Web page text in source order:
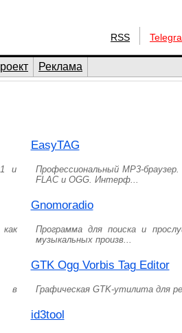
RSS
Реклама
и
в
EasyTAG
Профессиональный MP3-
FLAC и OGG. Интерф...
Gnomoradio
Программа для поиска и
музыкальных произв...
GTK Ogg Vorbis Tag Editor
Графическая GTK-утилита для
id3tool